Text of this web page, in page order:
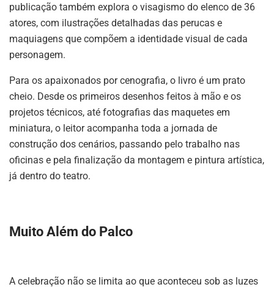
publicação também explora o visagismo do elenco de 36
atores, com ilustrações detalhadas das perucas e
maquiagens que compõem a identidade visual de cada
personagem.
Para os apaixonados por cenografia, o livro é um prato
cheio. Desde os primeiros desenhos feitos à mão e os
projetos técnicos, até fotografias das maquetes em
miniatura, o leitor acompanha toda a jornada de
construção dos cenários, passando pelo trabalho nas
oficinas e pela finalização da montagem e pintura artística,
já dentro do teatro.
Muito Além do Palco
A celebração não se limita ao que aconteceu sob as luzes